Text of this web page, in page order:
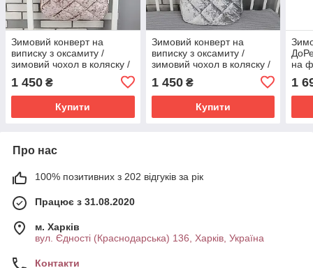
Зимовий конверт на
виписку з оксамиту /
зимовий чохол в коляску /
новонародженого
1 450 ₴
Купити
Зимовий конверт на
виписку з оксамиту /
зимовий чохол в коляску /
новонародженого
1 450₴
Купити
на
1
Про нас
100% позитивних з 202 відгуків за рік
Працює з 31.08.2020
м. Харків
вул. Єдності (Краснодарська) 136, Харків, Україна
Контакти